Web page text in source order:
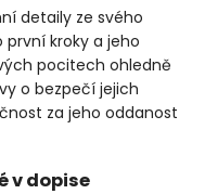
detaily ze svého
první kroky a jeho
pocitech ohledně
o bezpečí jejich
za jeho oddanost
v dopise